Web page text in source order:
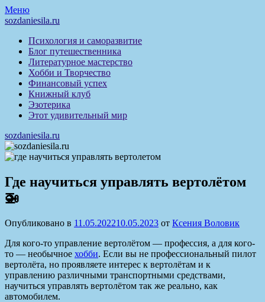
Перейти
к
Меню
sozdaniesila.ru
Психология и саморазвитие
Блог путешественника
Литературное мастерство
Хобби и Творчество
Финансовый успех
Книжный клуб
Эзотерика
Этот удивительный мир
sozdaniesila.ru
Где научиться управлять вертолётом
🚁
Опубликовано в 11.05.202210.05.2023 от Ксения Воловик
Для кого-то управление вертолётом — профессия, а для кого-
то — необычное хобби. Если вы не профессиональный пилот
вертолёта, но проявляете интерес к вертолётам и к
управлению различными транспортными средствами,
научиться управлять вертолётом так же реально, как
автомобилем.